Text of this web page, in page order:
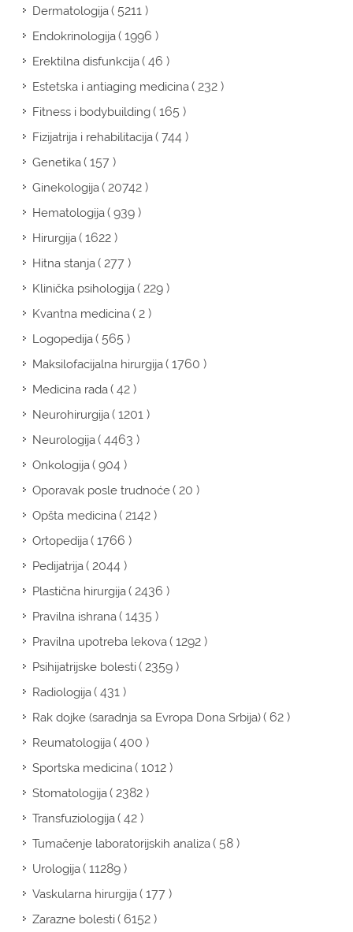
Dermatologija( 5211 )
Endokrinologija( 1996 )
Erektilna disfunkcija( 46 )
Estetska i antiaging medicina( 232 )
Fitness i bodybuilding( 165 )
Fizijatrija i rehabilitacija( 744 )
Genetika( 157 )
Ginekologija( 20742 )
Hematologija( 939 )
Hirurgija( 1622 )
Hitna stanja( 277 )
Klinička psihologija( 229 )
Kvantna medicina( 2 )
Logopedija( 565 )
Maksilofacijalna hirurgija( 1760 )
Medicina rada( 42 )
Neurohirurgija( 1201 )
Neurologija( 4463 )
Onkologija( 904 )
Oporavak posle trudnoće( 20 )
Opšta medicina( 2142 )
Ortopedija( 1766 )
Pedijatrija( 2044 )
Plastična hirurgija( 2436 )
Pravilna ishrana( 1435 )
Pravilna upotreba lekova( 1292 )
Psihijatrijske bolesti( 2359 )
Radiologija( 431 )
Rak dojke (saradnja sa Evropa Dona Srbija)( 62 )
Reumatologija( 400 )
Sportska medicina( 1012 )
Stomatologija( 2382 )
Transfuziologija( 42 )
Tumačenje laboratorijskih analiza( 58 )
Urologija( 11289 )
Vaskularna hirurgija( 177 )
Zarazne bolesti( 6152 )